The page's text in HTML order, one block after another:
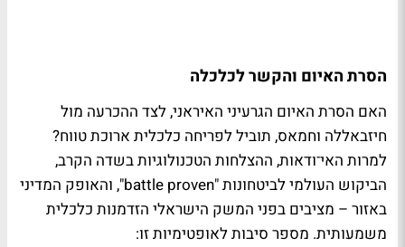
הסרת האיום והקשר לכלכלה
האם הסרת האיום הגרעיני האיראני, לצד ההכרעה מול
חיזבאללה וחמאס, תוביל לפריחה כלכלית ארוכת טווח?
למרות האי־ודאות, ההצלחות הטכנולוגיות בשדה הקרב,
הביקוש העולמי לביטחונות "battle proven", והאופק המדיני
באזור – מציבים בפני המשק הישראלי הזדמנות כלכלית
משמעותית. מספר סיבות לאופטימיות זו: